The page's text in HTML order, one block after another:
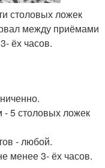
столовых ложек
между приёмами
ёх часов.
5 столовых ложек
- любой.
менее 3- ёх часов.